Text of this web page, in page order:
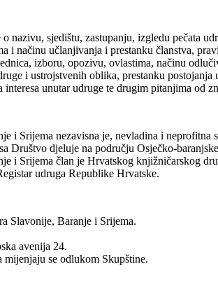
nazivu, sjedištu, zastupanju, izgledu pečata
i načinu učlanjivanja i prestanku članstva,
izboru, opozivu, ovlastima, načinu
i ustrojstvenih oblika, prestanku
unutar udruge te drugim pitanjima od
i Srijema nezavisna je, nevladina i
Društvo djeluje na području Osječko-
i Srijema član je Hrvatskog knjižničarskog
udruga Republike Hrvatske.
Slavonije, Baranje i Srijema.
avenija 24.
se odlukom Skupštine.